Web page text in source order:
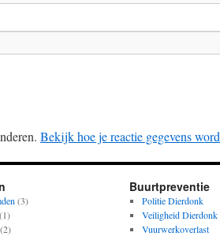
Bekijk hoe je reactie gegevens
(3)
(1)
Buurtpreventie
Politie Dierdonk
Veiligheid Dierdonk
Vuurwerkoverlast